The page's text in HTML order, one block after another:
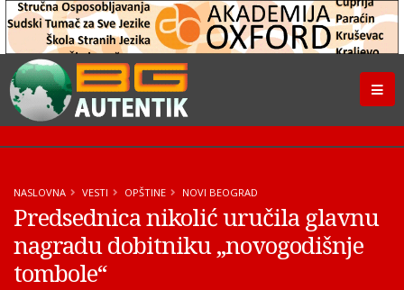
NASLOVNA VESTI OPŠTINE NOVI BEOGRAD
Predsednica nikolić uručila glavnu
nagradu dobitniku „novogodišnje
tombole“